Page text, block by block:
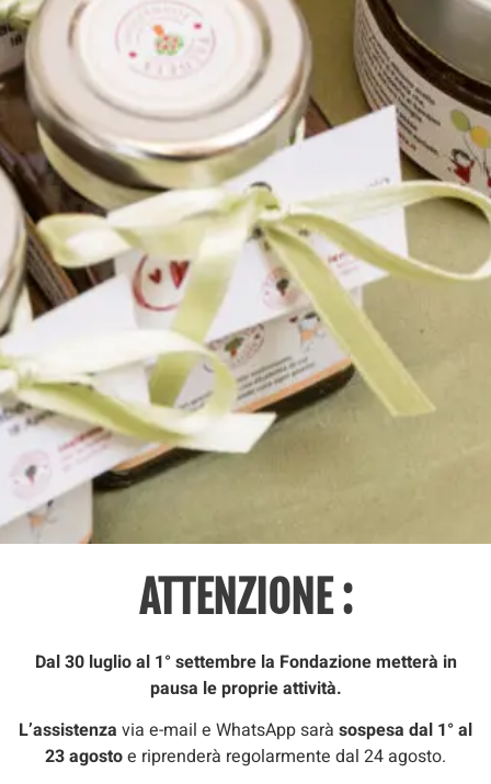
ATTENZIONE :
Dal 30 luglio al 1° settembre la Fondazione metterà in
pausa le proprie attività.
L’assistenza via e-mail e WhatsApp sarà sospesa dal 1° al
23 agostoe riprenderà regolarmente dal 24 agosto.